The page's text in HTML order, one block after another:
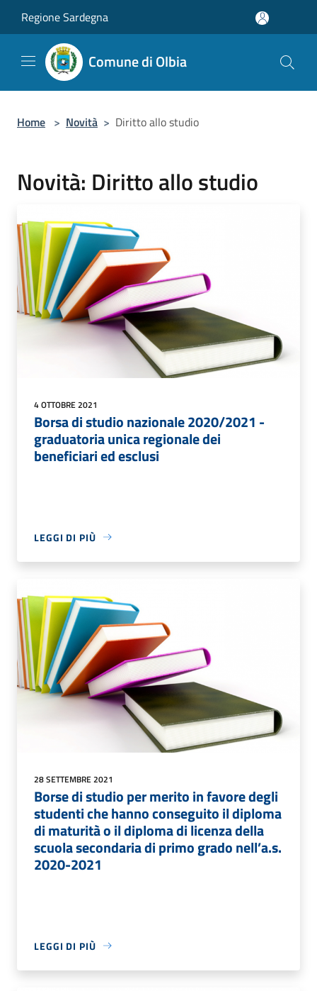
Regione Sardegna
Comune di Olbia
Home > Novità > Diritto allo studio
Novità: Diritto allo studio
4 OTTOBRE 2021
Borsa di studio nazionale 2020/2021 -
graduatoria unica regionale dei
beneficiari ed esclusi
LEGGI DI PIÙ
28 SETTEMBRE 2021
Borse di studio per merito in favore degli
studenti che hanno conseguito il diploma
di maturità o il diploma di licenza della
scuola secondaria di primo grado nell’a.s.
2020-2021
LEGGI DI PIÙ